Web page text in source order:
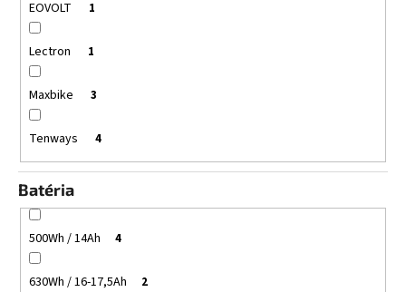
EOVOLT 1
Lectron 1
Maxbike 3
Tenways 4
Batéria
500Wh / 14Ah 4
630Wh / 16-17,5Ah 2